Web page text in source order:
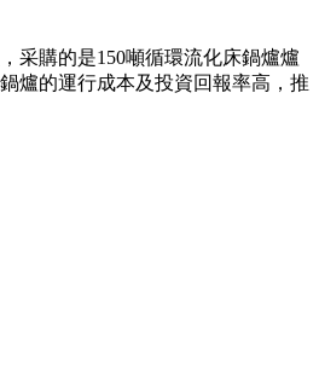
采購的是150噸循環流化床鍋爐爐
爐的運行成本及投資回報率高，推